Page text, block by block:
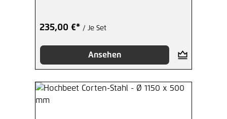
235,00 €* / Je Set
Ansehen